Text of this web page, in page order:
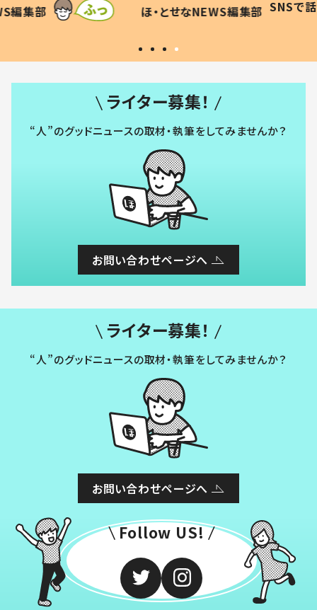
編集部 #令和の子
SNSで話題 ほ・とせなNEWS編集部
い」
ライター募集！
“人”のグッドニュースの取材・執筆をしてみませんか？
お問い合わせページへ
ライター募集！
“人”のグッドニュースの取材・執筆をしてみませんか？
お問い合わせページへ
Follow US!